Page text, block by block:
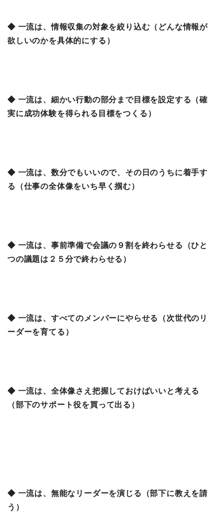
◆ 一流は、情報収集の対象を絞り込む（どんな情報が
欲しいのかを具体的にする）
◆ 一流は、細かい行動の部分まで目標を設定する（確
実に成功体験を得られる目標をつくる）
◆ 一流は、数分でもいいので、その日のうちに着手す
る（仕事の全体像をいち早く掴む）
◆ 一流は、事前準備で会議の９割を終わらせる（ひと
つの議題は２５分で終わらせる）
◆ 一流は、すべてのメンバーにやらせる（次世代のリ
ーダーを育てる）
◆ 一流は、全体像さえ把握しておけばいいと考える
（部下のサポート役を買って出る）
◆ 一流は、無能なリーダーを演じる（部下に教えを請
う）